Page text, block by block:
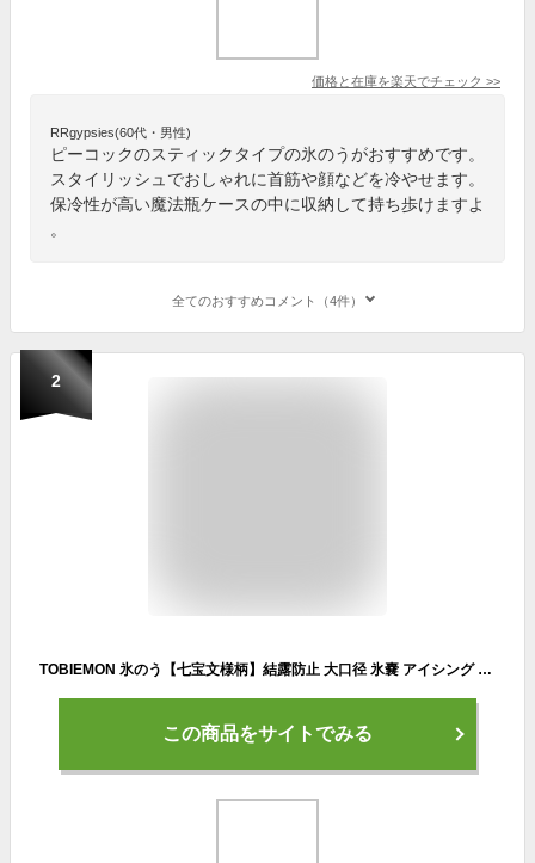
価格と在庫を楽天でチェック >>
RRgypsies(60代・男性)
ピーコックのスティックタイプの氷のうがおすすめです。
スタイリッシュでおしゃれに首筋や顔などを冷やせます。
保冷性が高い魔法瓶ケースの中に収納して持ち歩けますよ
。
全てのおすすめコメント（4件）
2
TOBIEMON 氷のう【七宝文様柄】結露防止 大口径 氷嚢 アイシング 発熱 応急処置 冷やす スポーツ全般 ゴルフ 部活動
この商品をサイトでみる